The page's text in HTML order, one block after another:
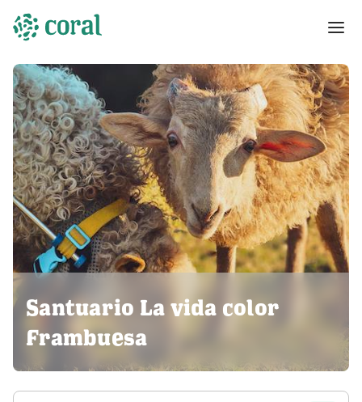
Santuario La vida color
Frambuesa